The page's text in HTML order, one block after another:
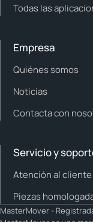
Todas las
Empresa
Quiénes somos
Noticias
Contacta con
Servicio y
Atención al cliente
Piezas
MasterMover -